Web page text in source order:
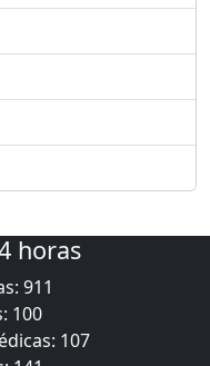
horas
911
100
107